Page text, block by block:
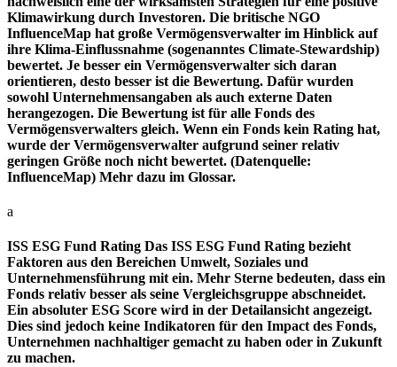
Klimawirkung durch Investoren. Die britische NGO
InfluenceMap hat große Vermögensverwalter im Hinblick auf
ihre Klima-Einflussnahme (sogenanntes Climate-Stewardship)
bewertet. Je besser ein Vermögensverwalter sich daran
orientieren, desto besser ist die Bewertung. Dafür wurden
sowohl Unternehmensangaben als auch externe Daten
herangezogen. Die Bewertung ist für alle Fonds des
Vermögensverwalters gleich. Wenn ein Fonds kein Rating hat,
wurde der Vermögensverwalter aufgrund seiner relativ
geringen Größe noch nicht bewertet. (Datenquelle:
InfluenceMap) Mehr dazu im Glossar.
a
ISS ESG Fund Rating Das ISS ESG Fund Rating bezieht
Faktoren aus den Bereichen Umwelt, Soziales und
Unternehmensführung mit ein. Mehr Sterne bedeuten, dass ein
Fonds relativ besser als seine Vergleichsgruppe abschneidet.
Ein absoluter ESG Score wird in der Detailansicht angezeigt.
Dies sind jedoch keine Indikatoren für den Impact des Fonds,
Unternehmen nachhaltiger gemacht zu haben oder in Zukunft
zu machen.